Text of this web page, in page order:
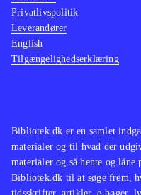
specifikt i Luthers
stadig har stor
er anvendelig både
også for dem der
Luther i år grundet
forfatter har
tyrkerne i blandt
tyrkerskat.
Bibliotek.dk er en samlet
materialer og til hvad der
materialer og så hente og
Bibliotek.dk til at søge frem,
Privatlivspolitik
Leverandører
English
Tilgængelighedserklæring